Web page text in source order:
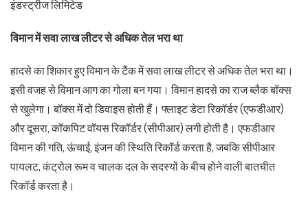
इंडस्ट्रीज लिमिटेड
विमान में सवा लाख लीटर से अधिक तेल भरा था
हादसे का शिकार हुए विमान के टैंक में सवा लाख लीटर से अधिक तेल भरा था।
इसी वजह से विमान आग का गोला बन गया। विमान हादसे का राज ब्लैक बॉक्स
से खुलेगा। बॉक्स में दो डिवाइस होती हैं। फ्लाइट डेटा रिकॉर्डर (एफडीआर)
और दूसरा, कॉकपिट वॉयस रिकॉर्डर (सीपीआर) लगी होती है। एफडीआर
विमान की गति, ऊंचाई, इंजन की स्थिति रिकॉर्ड करता है, जबकि सीपीआर
पायलट, कंट्रोल रूम व चालक दल के सदस्यों के बीच होने वाली बातचीत
रिकॉर्ड करता है।